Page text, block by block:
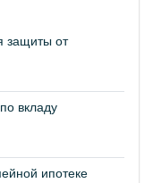
защиты от
вкладу
ипотеке